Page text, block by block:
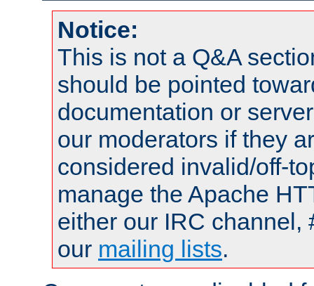
Notice:
This is not a Q&A
should be pointed
documentation or
our moderators if they
considered invalid/off-
manage the Apache
either our IRC channel,
our mailing lists.